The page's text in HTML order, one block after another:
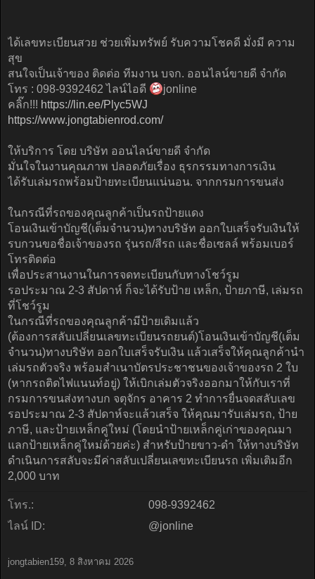
ได้เลขทะเบียนสวย ช่วยเพิ่มทรัพย์ รับความโชคดี มั่งมี ความ
สุข
สนใจเป็นเจ้าของ ติดต่อ ทีมงาน บจก. ออนไลน์ขายดี จำกัด
โทร : 098-9392462 ไลน์ไอดี
jonline
คลิ๊ก!!! https://lin.ee/Plyc5WJ
https://www.jongtabienrod.com/
ให้บริการ โดย บริษัท ออนไลน์ขายดี จำกัด
มั่นใจในงานคุณภาพ ปลอดภัยเรื่อง ธุรกรรมทางการเงิน
ได้รับเล่มรถพร้อมป้ายทะเบียนแน่นอน. จากกรมการขนส่ง
ในกรณีที่รถของคุณลูกค้าเป็นรถป้ายแดง
โอนเงินเข้าบัญชี(เต็มจำนวน)ทางบริษัท ออกใบเสร็จรับเงินให้
รบกวนขอชื่อเจ้าของรถ รุ่นรถ/สีรถ และชื่อเซลล์ พร้อมเบอร์
โทรติดต่อ
เพื่อประสานงานในการจดทะเบียนกับทางโชว์รูม
รอประมาณ 2-3 สัปดาห์ ก็จะได้รับป้าย เหล็ก, ป้ายภาษี, เล่มรถ
ที่โชว์รูม
ในกรณีที่รถของคุณลูกค้ามีป้ายเดิมแล้ว
(ต้องการสลับเปลี่ยนเลขทะเบียนรถยนต์)โอนเงินเข้าบัญชี(เต็ม
จำนวน)ทางบริษัท ออกใบเสร็จรับเงิน แล้วเสร็จให้คุณลูกค้านำ
เล่มรถตัวจริง พร้อมสำเนาบัตรประชาชนของเจ้าของรถ 2 ใบ
(หากรถติดไฟแนนท์อยู่) ให้เบิกเล่มตัวจริงออกมาให้กับเราที่
กรมการขนส่งทางบก จตุจักร อาคาร 2 ทำการยื่นจดสลับเลข
รอประมาณ 2-3 สัปดาห์จะแล้วเสร็จ ให้คุณมารับเล่มรถ, ป้าย
ภาษี, และป้ายเหล็กคู่ใหม่ (โดยนำป้ายเหล็กคู่เก่าของคุณมา
แลกป้ายเหล็กคู่ใหม่ด้วยค่ะ) สำหรับป้ายขาว-ดำ ให้ทางบริษัท
ดำเนินการสลับจะมีค่าสลับเปลี่ยนเลขทะเบียนรถ เพิ่มเติมอีก
2,000 บาท
โทร.:
098-9392462
ไลน์ ID:
@jonline
jongtabien159, 8 สิงหาคม 2026